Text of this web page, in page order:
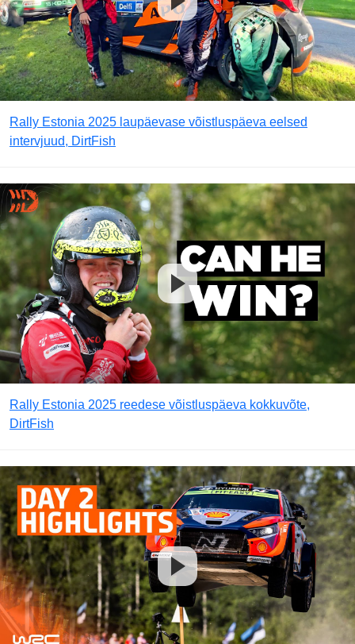
Rally Estonia 2025 laupäevase võistluspäeva eelsed
intervjuud, DirtFish
Rally Estonia 2025 reedese võistluspäeva kokkuvõte,
DirtFish